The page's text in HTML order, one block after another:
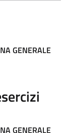
GENERALE
GENERALE